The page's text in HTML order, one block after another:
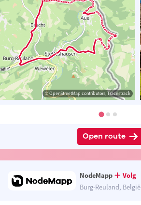
© OpenStreetMap contributors, Tracestrack
Open route
NodeMapp
Volg
Burg-Reuland, België